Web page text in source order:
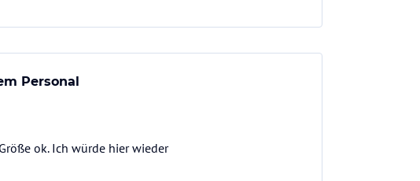
Personal
ok. Ich würde hier wieder